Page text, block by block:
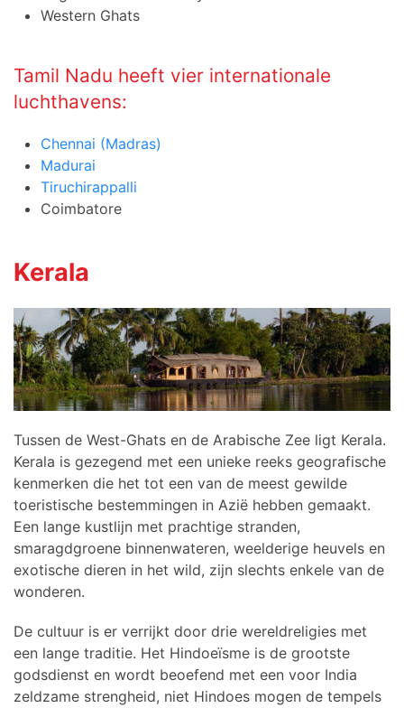
Western Ghats
Tamil Nadu heeft vier internationale
luchthavens:
Chennai (Madras)
Madurai
Tiruchirappalli
Coimbatore
Kerala
Tussen de West-Ghats en de Arabische Zee ligt Kerala.
Kerala is gezegend met een unieke reeks geografische
kenmerken die het tot een van de meest gewilde
toeristische bestemmingen in Azië hebben gemaakt.
Een lange kustlijn met prachtige stranden,
smaragdgroene binnenwateren, weelderige heuvels en
exotische dieren in het wild, zijn slechts enkele van de
wonderen.
De cultuur is er verrijkt door drie wereldreligies met
een lange traditie. Het Hindoeïsme is de grootste
godsdienst en wordt beoefend met een voor India
zeldzame strengheid, niet Hindoes mogen de tempels